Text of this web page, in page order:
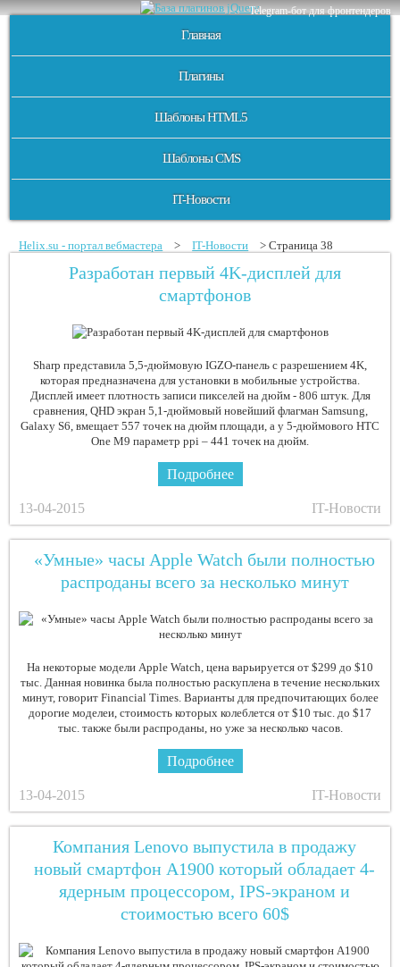
Telegram-бот для фронтендеров
Главная
Плагины
Шаблоны HTML5
Шаблоны CMS
IT-Новости
Helix.su - портал вебмастера > IT-Новости > Страница 38
Разработан первый 4K-дисплей для
смартфонов
Sharp представила 5,5-дюймовую IGZO-панель с разрешением 4K,
которая предназначена для установки в мобильные устройства.
Дисплей имеет плотность записи пикселей на дюйм - 806 штук. Для
сравнения, QHD экран 5,1-дюймовый новейший флагман Samsung,
Galaxy S6, вмещает 557 точек на дюйм площади, а у 5-дюймового HTC
One M9 параметр ppi – 441 точек на дюйм.
Подробнее
13-04-2015 IT-Новости
«Умные» часы Apple Watch были полностью
распроданы всего за несколько минут
На некоторые модели Apple Watch, цена варьируется от $299 до $10
тыс. Данная новинка была полностью раскуплена в течение нескольких
минут, говорит Financial Times. Варианты для предпочитающих более
дорогие моделеи, стоимость которых колеблется от $10 тыс. до $17
тыс. также были распроданы, но уже за несколько часов.
Подробнее
13-04-2015 IT-Новости
Компания Lenovo выпустила в продажу
новый смартфон A1900 который обладает 4-
ядерным процессором, IPS-экраном и
стоимостью всего 60$